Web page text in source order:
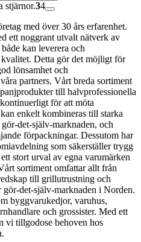
stjärnor.34
med över 30 års erfarenhet.
ett noggrant utvalt nätverk av
kan leverera och
Detta gör det möjligt för
lönsamhet och
partners. Vårt breda sortiment
till halvprofessionella
för att möta
enkelt kombineras till starka
det-själv-marknaden, och
förpackningar. Dessutom har
som säkerställer trygg
stort urval av egna varumärken
sortiment omfattar allt från
till grillutrustning och
gör-det-själv-marknaden i Norden.
byggvarukedjor, varuhus,
och grossister. Med ett
vi tillgodose behoven hos